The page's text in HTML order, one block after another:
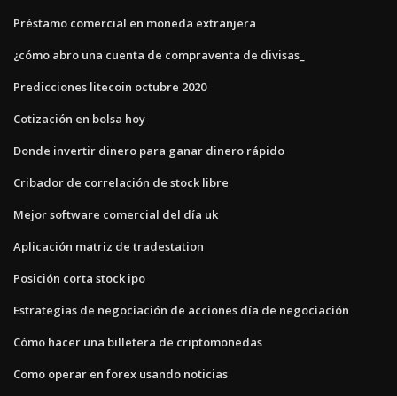
Préstamo comercial en moneda extranjera
¿cómo abro una cuenta de compraventa de divisas_
Predicciones litecoin octubre 2020
Cotización en bolsa hoy
Donde invertir dinero para ganar dinero rápido
Cribador de correlación de stock libre
Mejor software comercial del día uk
Aplicación matriz de tradestation
Posición corta stock ipo
Estrategias de negociación de acciones día de negociación
Cómo hacer una billetera de criptomonedas
Como operar en forex usando noticias